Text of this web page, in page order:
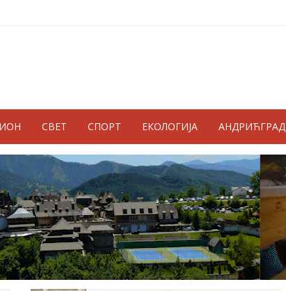
СВЕТ СПОРТ ЕКОЛОГИЈА АНДРИЋГРАД